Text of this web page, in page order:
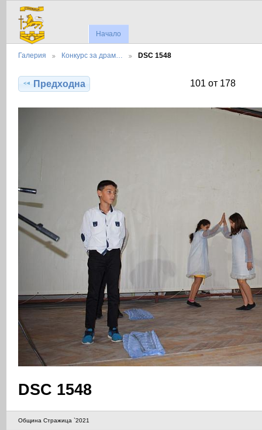
Начало
Галерия Конкурс за драм… DSC 1548
Предходна 101 от 178
DSC 1548
Община Стражица `2021